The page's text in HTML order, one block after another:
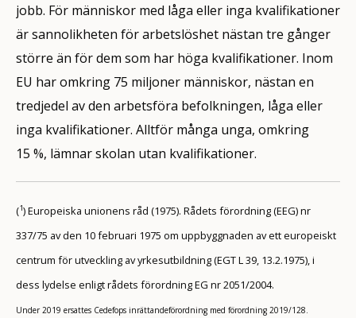
jobb. För människor med låga eller inga kvalifikationer
är sannolikheten för arbetslöshet nästan tre gånger
större än för dem som har höga kvalifikationer. Inom
EU har omkring 75 miljoner människor, nästan en
tredjedel av den arbetsföra befolkningen, låga eller
inga kvalifikationer. Alltför många unga, omkring
15 %, lämnar skolan utan kvalifikationer.
(1) Europeiska unionens råd (1975). Rådets förordning (EEG) nr
337/75 av den 10 februari 1975 om uppbyggnaden av ett europeiskt
centrum för utveckling av yrkesutbildning (EGT L 39, 13.2.1975), i
dess lydelse enligt rådets förordning EG nr 2051/2004.
Under 2019 ersattes Cedefops inrättandeförordning med förordning 2019/128.